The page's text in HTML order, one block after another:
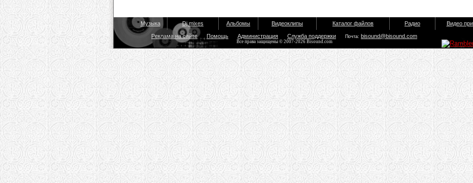
Музыка Dj mixes Альбомы Видеоклипы Каталог файлов Радио Видео
Реклама на сайте Помощь Администрация Служба поддержки Почта: bisound@bisound.com
Все права защищены © 2007-2026 Bisound.com